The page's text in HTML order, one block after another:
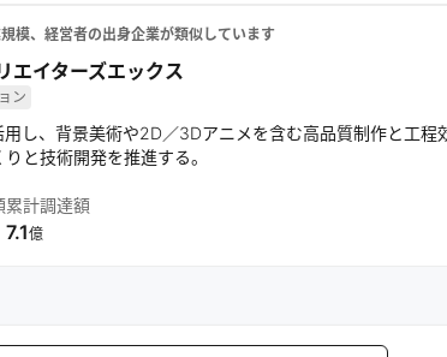
模、経営者の出身企業が類似しています
エイターズエックス
ン
し、背景美術や2D／3Dアニメを含む高品質制作と工
と技術開発を推進する。
累計調達額
7.1億